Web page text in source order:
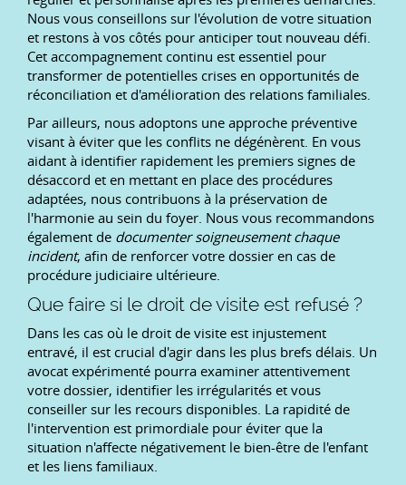
Nous vous conseillons sur l'évolution de votre situation
et restons à vos côtés pour anticiper tout nouveau défi.
Cet accompagnement continu est essentiel pour
transformer de potentielles crises en opportunités de
réconciliation et d'amélioration des relations familiales.
Par ailleurs, nous adoptons une approche préventive
visant à éviter que les conflits ne dégénèrent. En vous
aidant à identifier rapidement les premiers signes de
désaccord et en mettant en place des procédures
adaptées, nous contribuons à la préservation de
l'harmonie au sein du foyer. Nous vous recommandons
également de documenter soigneusement chaque
incident, afin de renforcer votre dossier en cas de
procédure judiciaire ultérieure.
Que faire si le droit de visite est refusé ?
Dans les cas où le droit de visite est injustement
entravé, il est crucial d'agir dans les plus brefs délais. Un
avocat expérimenté pourra examiner attentivement
votre dossier, identifier les irrégularités et vous
conseiller sur les recours disponibles. La rapidité de
l'intervention est primordiale pour éviter que la
situation n'affecte négativement le bien-être de l'enfant
et les liens familiaux.